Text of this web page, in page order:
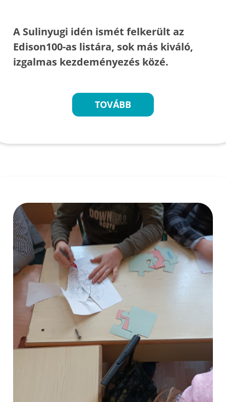
A Sulinyugi idén ismét felkerült az
Edison100-as listára, sok más kiváló,
izgalmas kezdeményezés közé.
TOVÁBB